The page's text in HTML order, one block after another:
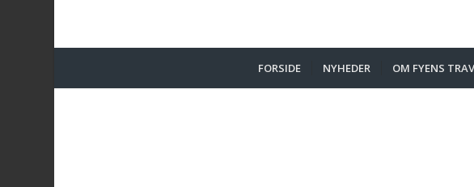
FORSIDE NYHEDER OM FYENS